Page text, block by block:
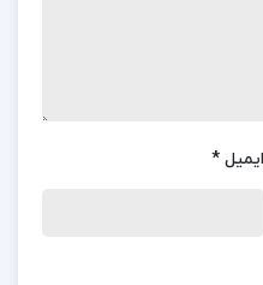
و پژوهشگران برجسته
ایمیل *